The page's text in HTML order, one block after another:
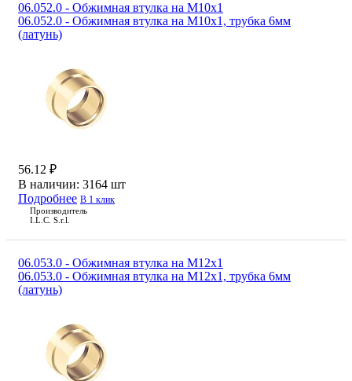
06.052.0 - Обжимная втулка на М10х1
06.052.0 - Обжимная втулка на М10х1, трубка 6мм
(латунь)
56.12 ₽
В наличии: 3164 шт
Подробнее В 1 клик
Производитель
I.L.C. S.r.l.
06.053.0 - Обжимная втулка на М12х1
06.053.0 - Обжимная втулка на М12х1, трубка 6мм
(латунь)